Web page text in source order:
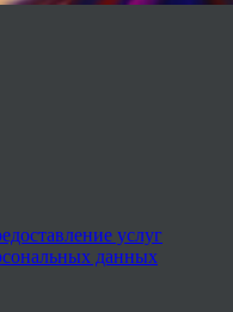
услуг
данных